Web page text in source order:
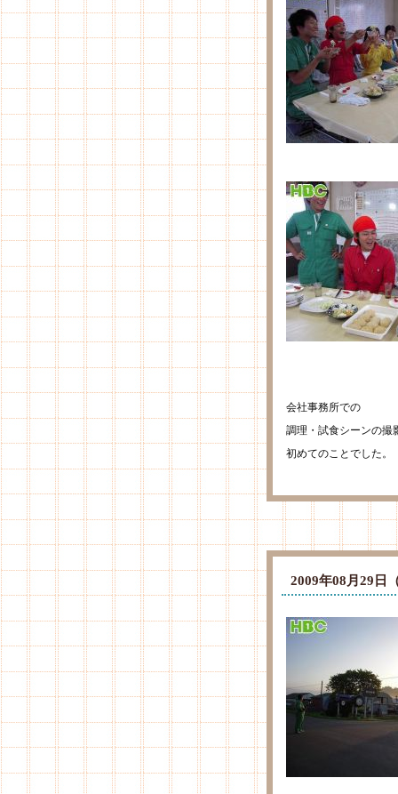
会社事務所での
調理・試食シーンの撮
初めてのことでした。
2009年08月29